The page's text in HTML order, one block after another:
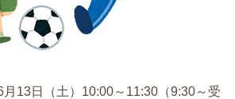
13日（土）10:00～11:30（9:30～受